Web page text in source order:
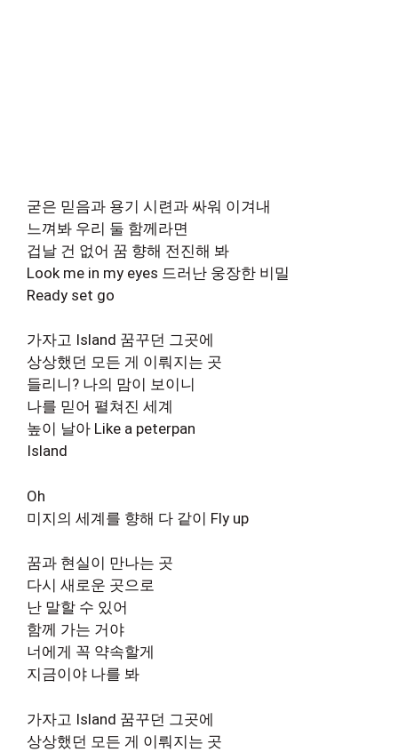
굳은 믿음과 용기 시련과 싸워 이겨내
느껴봐 우리 둘 함께라면
겁날 건 없어 꿈 향해 전진해 봐
Look me in my eyes 드러난 웅장한 비밀
Ready set go
가자고 Island 꿈꾸던 그곳에
상상했던 모든 게 이뤄지는 곳
들리니? 나의 맘이 보이니
나를 믿어 펼쳐진 세계
높이 날아 Like a peterpan
Island
Oh
미지의 세계를 향해 다 같이 Fly up
꿈과 현실이 만나는 곳
다시 새로운 곳으로
난 말할 수 있어
함께 가는 거야
너에게 꼭 약속할게
지금이야 나를 봐
가자고 Island 꿈꾸던 그곳에
상상했던 모든 게 이뤄지는 곳